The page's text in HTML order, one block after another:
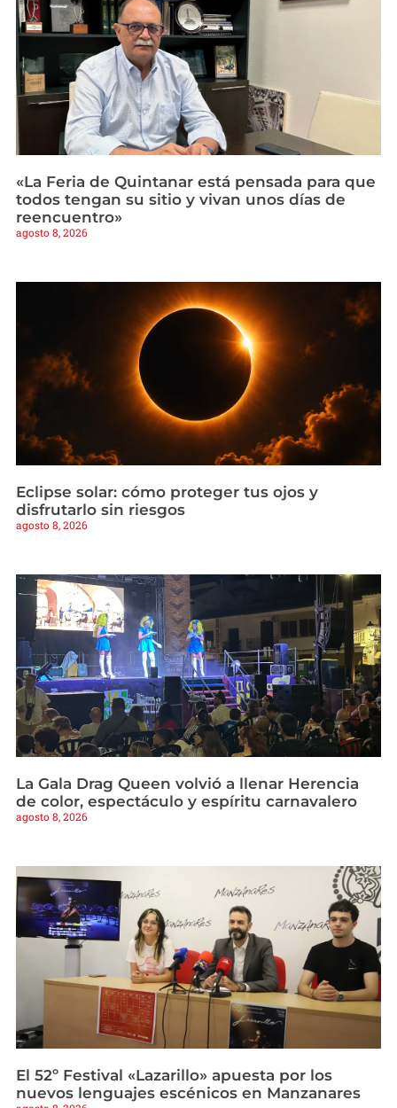
«La Feria de Quintanar está pensada para que
todos tengan su sitio y vivan unos días de
reencuentro»
agosto 8, 2026
Eclipse solar: cómo proteger tus ojos y
disfrutarlo sin riesgos
agosto 8, 2026
La Gala Drag Queen volvió a llenar Herencia
de color, espectáculo y espíritu carnavalero
agosto 8, 2026
El 52º Festival «Lazarillo» apuesta por los
nuevos lenguajes escénicos en Manzanares